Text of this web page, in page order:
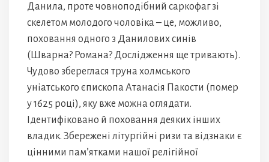
Данила, проте човноподібний саркофаг зі
скелетом молодого чоловіка – це, можливо,
поховання одного з Данилових синів
(Шварна? Романа? Дослідження ще тривають).
Чудово збереглася труна холмського
уніатського єпископа Атанасія Пакости (помер
у 1625 році), яку вже можна оглядати.
Ідентифіковано й поховання деяких інших
владик. Збережені літургійні ризи та відзнаки є
цінними пам’ятками нашої релігійної